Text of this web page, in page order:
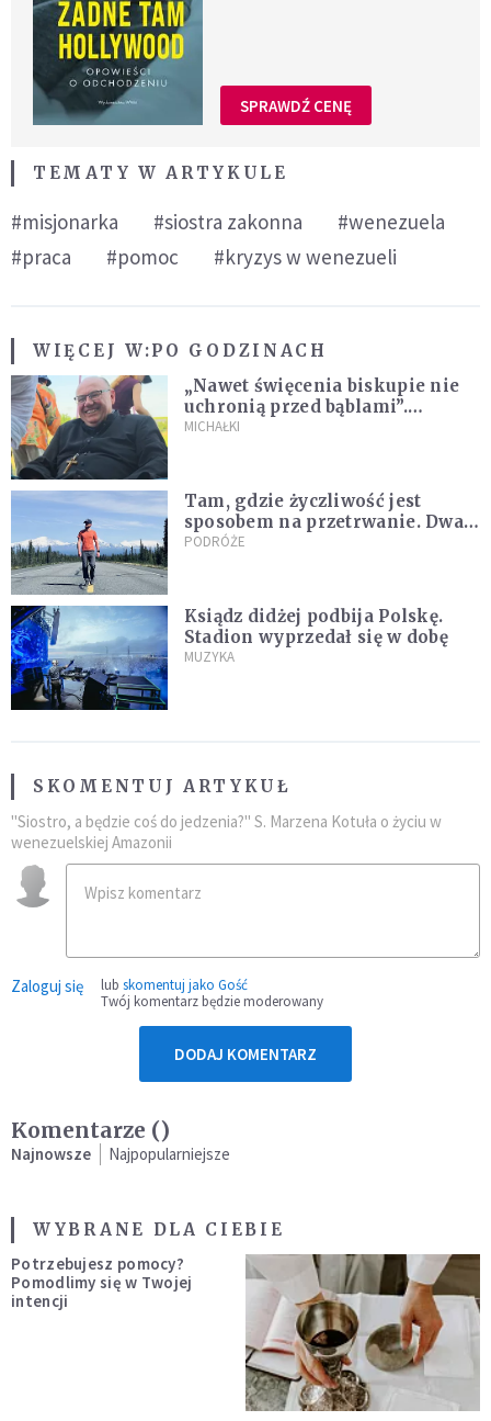
SPRAWDŹ CENĘ
TEMATY W ARTYKULE
#misjonarka #siostra zakonna
#wenezuela
#praca
#pomoc #kryzys w wenezueli
WIĘCEJ W:PO GODZINACH
„Nawet święcenia biskupie nie
uchronią przed bąblami”.
Archidiecezja pokazała
MICHAŁKI
Tam, gdzie życzliwość jest
sposobem na przetrwanie. Dwa
tygodnie na Alasce [REPORTAŻ]
PODRÓŻE
Ksiądz didżej podbija Polskę.
Stadion wyprzedał się w dobę
MUZYKA
SKOMENTUJ ARTYKUŁ
"Siostro, a będzie coś do jedzenia?" S. Marzena Kotuła o życiu w
wenezuelskiej Amazonii
Zaloguj się lub skomentuj jako Gość
Twój komentarz będzie moderowany
DODAJ KOMENTARZ
Komentarze ()
Najnowsze Najpopularniejsze
WYBRANE DLA CIEBIE
Potrzebujesz pomocy?
Pomodlimy się w Twojej
intencji